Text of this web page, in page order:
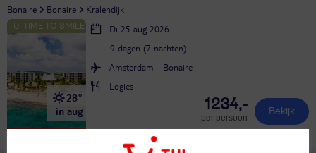
Bonaire Bonaire Kralendijk
28°
in aug
Di 25 aug 2026
9 dagen (7 nachten)
Amsterdam - Bonaire
Logies
1234,-
per persoon
Bekijk